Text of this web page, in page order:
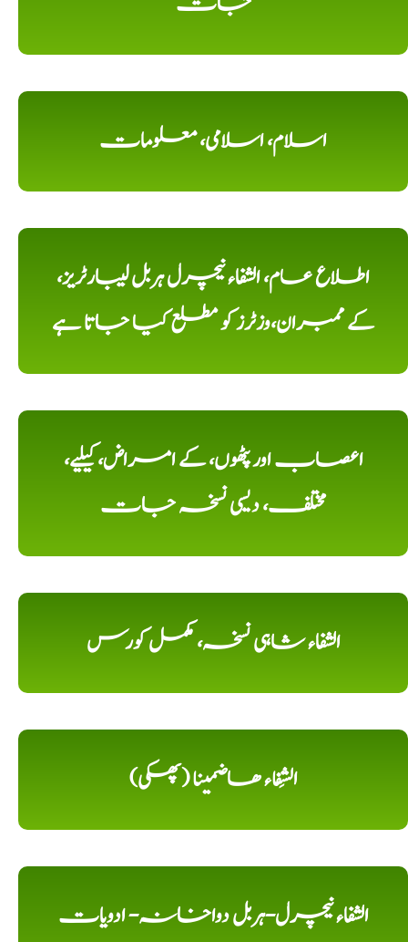
اسلام، اسلامی، معلومات
اطلاع عام، الشفاء نیچرل ہربل لیبارٹریز،
کے ممبران،وزٹرز کو مطلع کیا جاتا ہے
اعصاب اور پٹھوں، کے امراض، کیلیے،
مختلف، دیسی نسخہ جات
الشفاء شاہی نسخہ، مکمل کورس
الشِفاء ھاضمینا (پھکی)
الشفاء نیچرل-ہربل دواخانہ- ادویات